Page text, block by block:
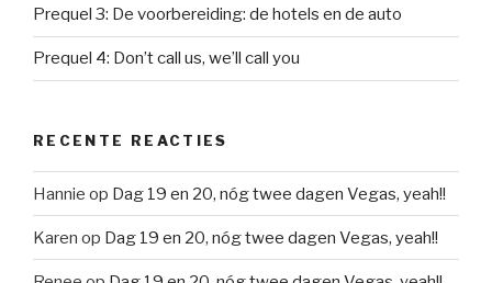
Prequel 3: De voorbereiding: de hotels en de auto
Prequel 4: Don’t call us, we’ll call you
RECENTE REACTIES
Hannie op Dag 19 en 20, nóg twee dagen Vegas, yeah!!
Karen op Dag 19 en 20, nóg twee dagen Vegas, yeah!!